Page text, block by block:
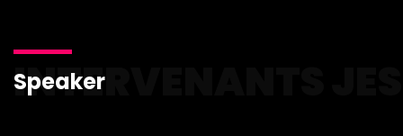
Speaker
INTERVENANTS